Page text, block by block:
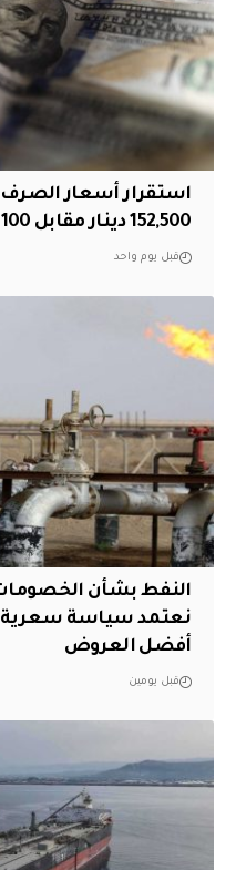
استقرار أسعار الصرف
152,500 دينار مقابل 100 دولار
قبل يوم واحد
النفط بشأن
نعتمد سياسة سعرية
أفضل العروض
قبل يومين